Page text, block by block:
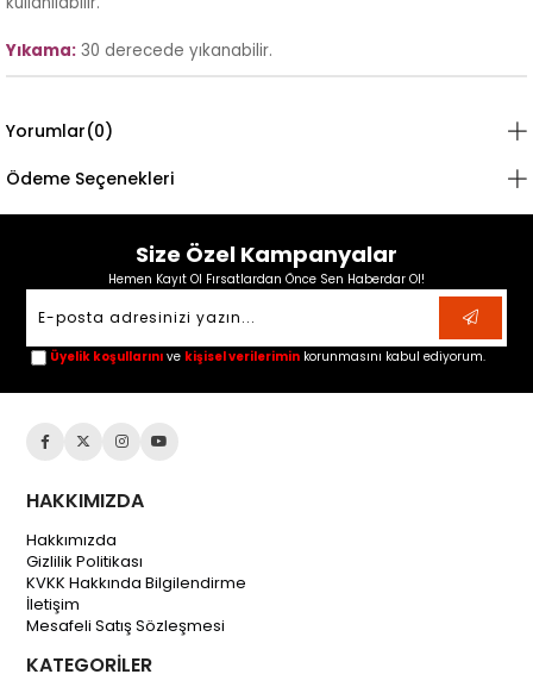
Yıkama: 30 derecede yıkanabilir.
Yorumlar(0)
Ödeme Seçenekleri
Size Özel Kampanyalar
Hemen Kayıt Ol Fırsatlardan Önce Sen Haberdar Ol!
Üyelik koşullarını ve kişisel verilerimin korunmasını kabul ediyorum.
HAKKIMIZDA
Hakkımızda
Gizlilik Politikası
KVKK Hakkında Bilgilendirme
İletişim
Mesafeli Satış Sözleşmesi
KATEGORİLER